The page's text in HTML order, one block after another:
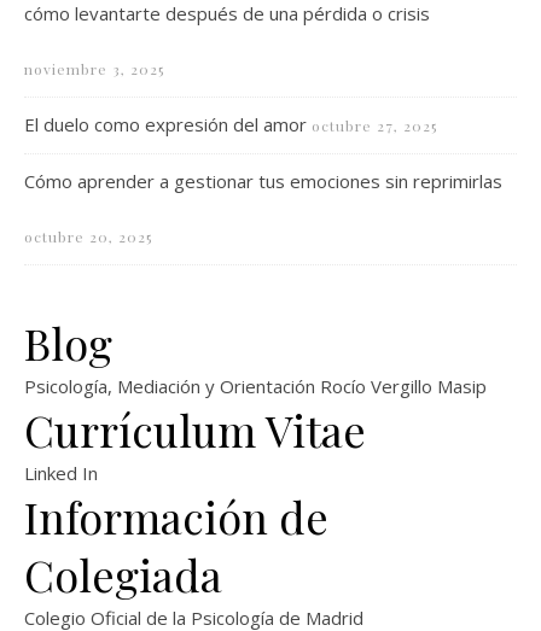
cómo levantarte después de una pérdida o crisis
noviembre 3, 2025
El duelo como expresión del amor octubre 27, 2025
Cómo aprender a gestionar tus emociones sin reprimirlas
octubre 20, 2025
Blog
Psicología, Mediación y Orientación Rocío Vergillo Masip
Currículum Vitae
Linked In
Información de
Colegiada
Colegio Oficial de la Psicología de Madrid